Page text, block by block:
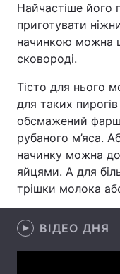
Економіка
Спорт
Техно і зв'язок
Зброя
Здоров'я
Цікавинки
Найчастіше його
приготувати
начинкою можна
сковороді.
Тісто для нього
для таких
обсмажений фарш,
рубаного м’яса.
начинку можна
яйцями. А для
трішки молока
ВІДЕО ДНЯ